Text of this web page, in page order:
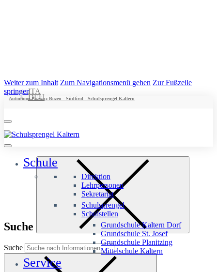
Weiter zum Inhalt Zum Navigationsmenü gehen Zur Fußzeile
springen
Autonome Provinz Bozen - Südtirol - Schulsprengel Kaltern
ITA
DEU
Schule
Direktion
Lehrpersonen
Sekretariat
Schulsprengel
Schulstellen
Grundschule Kaltern Dorf
Grundschule St. Josef
Grundschule Planitzing
Mittelschule Kaltern
Service
Suche
Suche